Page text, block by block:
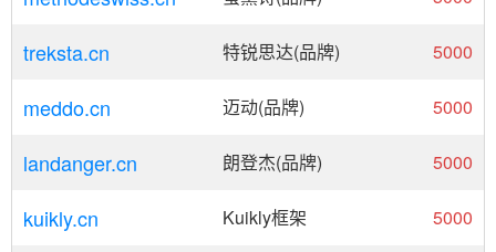
treksta.cn 特锐思达(品牌) 5000
meddo.cn 迈动(品牌) 5000
landanger.cn 朗登杰(品牌) 5000
kuikly.cn Kuikly框架 5000